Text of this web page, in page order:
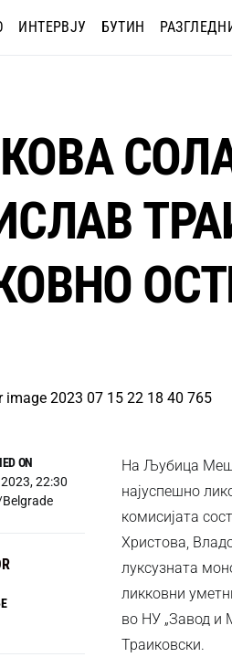
ИНТЕРВЈУ БУТИН
ON
2023, 22:30
На Љубица
најуспешно
комисијата
Христова,
луксузната
ликковни
во НУ „Завод и
Траиковски.